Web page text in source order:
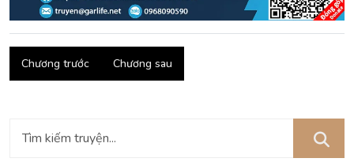
Chương trước Chương sau